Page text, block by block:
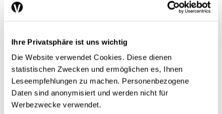
Ihre Privatsphäre ist uns wichtig
Die Website verwendet Cookies. Diese dienen
statistischen Zwecken und ermöglichen es, Ihnen
Leseempfehlungen zu machen. Personenbezogene
Daten sind anonymisiert und werden nicht für
Werbezwecke verwendet.
Vordergrund stehen. Für die Schweiz ist es deshalb von grösster
Bedeutung, dafür zu sorgen, dass auch die Bildungsleistungen,
zum EQF ist abgeschlossen. Die EU-Kommission wird
bekannt geben und das weitere Vorgehen aufzeigen.
Nationaler Rahmen der Qualifikationen
(NQF)